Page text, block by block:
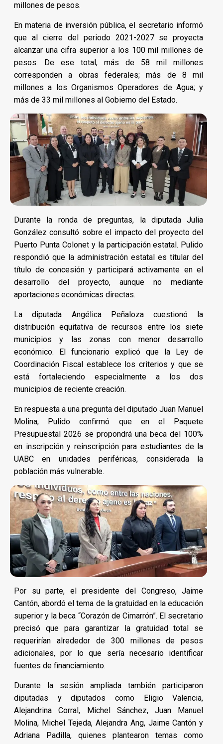
millones de pesos.
En materia de inversión pública, el secretario informó
que al cierre del periodo 2021-2027 se proyecta
alcanzar una cifra superior a los 100 mil millones de
pesos. De ese total, más de 58 mil millones
corresponden a obras federales; más de 8 mil
millones a los Organismos Operadores de Agua; y
más de 33 mil millones al Gobierno del Estado.
Durante la ronda de preguntas, la diputada Julia
González consultó sobre el impacto del proyecto del
Puerto Punta Colonet y la participación estatal. Pulido
respondió que la administración estatal es titular del
título de concesión y participará activamente en el
desarrollo del proyecto, aunque no mediante
aportaciones económicas directas.
La diputada Angélica Peñaloza cuestionó la
distribución equitativa de recursos entre los siete
municipios y las zonas con menor desarrollo
económico. El funcionario explicó que la Ley de
Coordinación Fiscal establece los criterios y que se
está fortaleciendo especialmente a los dos
municipios de reciente creación.
En respuesta a una pregunta del diputado Juan Manuel
Molina, Pulido confirmó que en el Paquete
Presupuestal 2026 se propondrá una beca del 100%
en inscripción y reinscripción para estudiantes de la
UABC en unidades periféricas, considerada la
población más vulnerable.
Por su parte, el presidente del Congreso, Jaime
Cantón, abordó el tema de la gratuidad en la educación
superior y la beca “Corazón de Cimarrón”. El secretario
precisó que para garantizar la gratuidad total se
requerirían alrededor de 300 millones de pesos
adicionales, por lo que sería necesario identificar
fuentes de financiamiento.
Durante la sesión ampliada también participaron
diputadas y diputados como Eligio Valencia,
Alejandrina Corral, Michel Sánchez, Juan Manuel
Molina, Michel Tejeda, Alejandra Ang, Jaime Cantón y
Adriana Padilla, quienes plantearon temas como